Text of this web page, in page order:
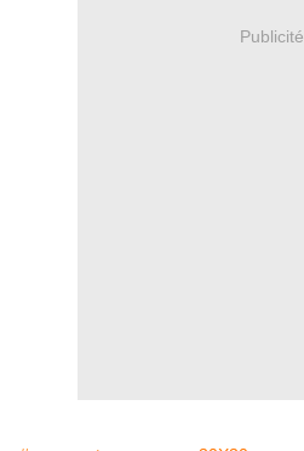
Publicité